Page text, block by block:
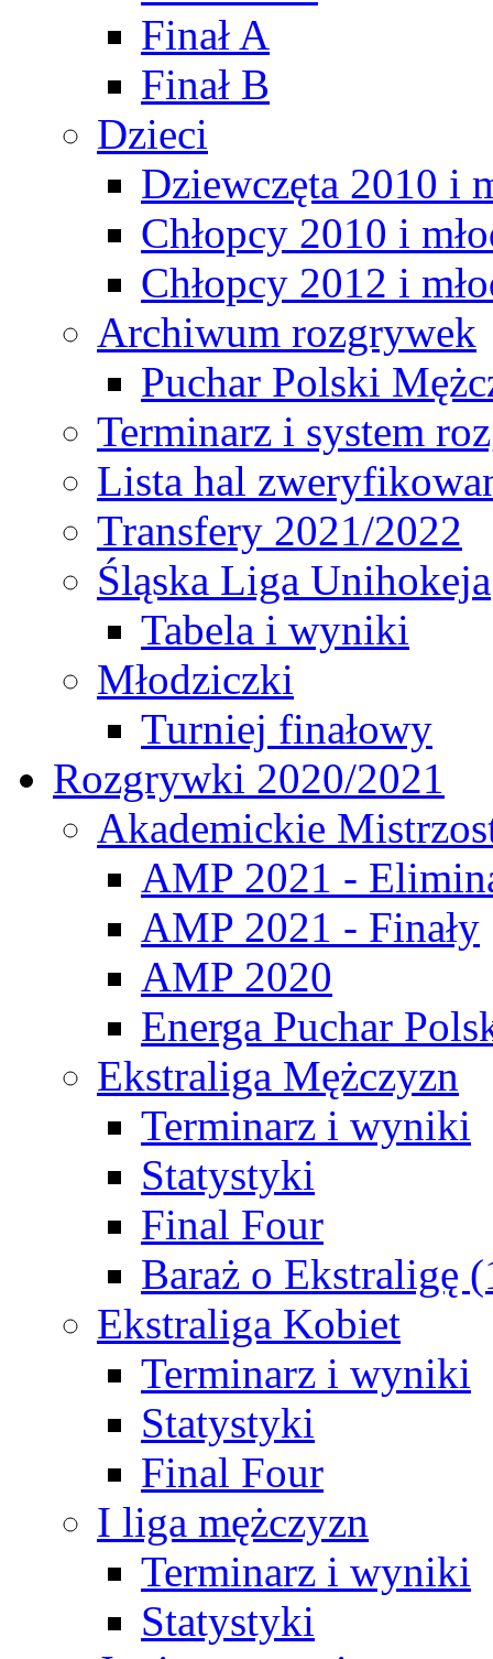
Finał A
Finał B
Dzieci
Dziewczęta 2010 i
Chłopcy 2010 i
Chłopcy 2012 i
Archiwum rozgrywek
Puchar Polski
Terminarz i system
Lista hal
Transfery 2021/2022
Śląska Liga Unihokeja
Tabela i wyniki
Młodziczki
Turniej finałowy
Rozgrywki 2020/2021
Akademickie
AMP 2021 -
AMP 2021 - Finały
AMP 2020
Energa Puchar
Ekstraliga Mężczyzn
Terminarz i wyniki
Statystyki
Final Four
Baraż o Ekstraligę
Ekstraliga Kobiet
Terminarz i wyniki
Statystyki
Final Four
I liga mężczyzn
Terminarz i wyniki
Statystyki